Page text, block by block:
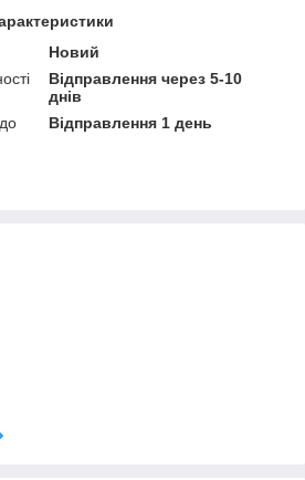
Новий
Відправлення через 5-10
днів
Відправлення 1 день